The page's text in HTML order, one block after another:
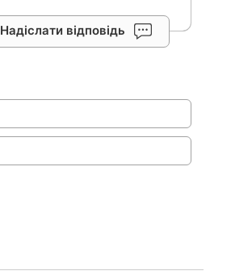
Надіслати відповідь